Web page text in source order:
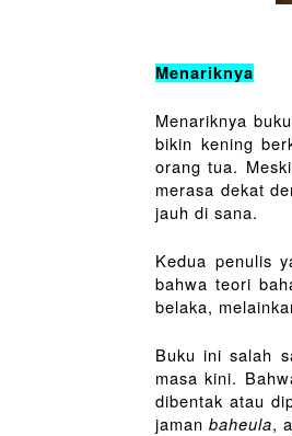
Menariknya
Menariknya
bikin kening
orang tua.
merasa dekat
jauh di sana.
Kedua penulis
bahwa teori
belaka,
Buku ini salah
masa kini.
dibentak atau
jaman baheula,